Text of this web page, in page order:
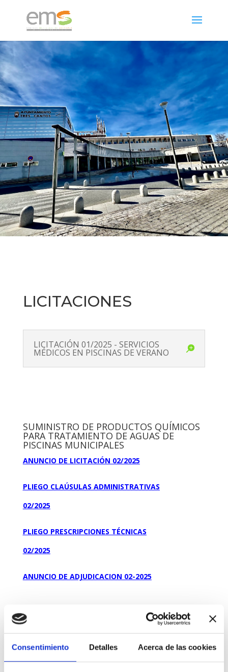
Consentimiento Detalles Acerca de las cookies
LICITACIONES
LICITACIÓN 01/2025 - SERVICIOS
MÉDICOS EN PISCINAS DE VERANO
SUMINISTRO DE PRODUCTOS QUÍMICOS
PARA TRATAMIENTO DE AGUAS DE
PISCINAS MUNICIPALES
ANUNCIO DE LICITACIÓN 02/2025
PLIEGO CLAÚSULAS ADMINISTRATIVAS
02/2025
PLIEGO PRESCRIPCIONES TÉCNICAS
02/2025
ANUNCIO DE ADJUDICACION 02-2025
Resolucion de Adjudicacion 02-2025